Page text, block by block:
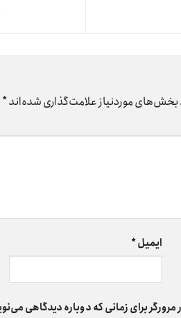
بخش‌های موردنیاز علامت‌گذاری شده‌اند*
ایمیل*
برای زمانی که دوباره دیدگاهی